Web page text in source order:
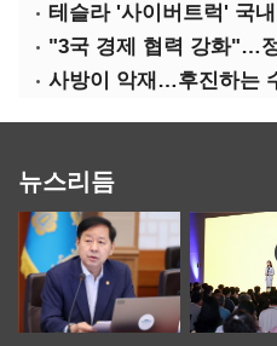
테슬라 '사이버트럭' 국
사방이 악재…후진하는
뉴스리듬